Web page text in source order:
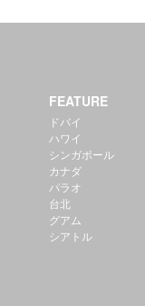
FEATURE
ドバイ
ハワイ
シンガポール
カナダ
パラオ
台北
グアム
シアトル